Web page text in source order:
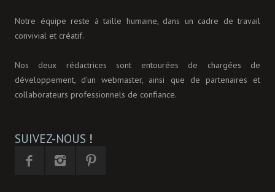
Notre équipe reste à taille humaine, dans un cadre de travail
convivial et créatif.
Nos deux rédactrices sont entourées de chargées de
développement, d'un webmaster, ainsi que de partenaires et
collaborateurs professionnels de confiance.
SUIVEZ-NOUS !